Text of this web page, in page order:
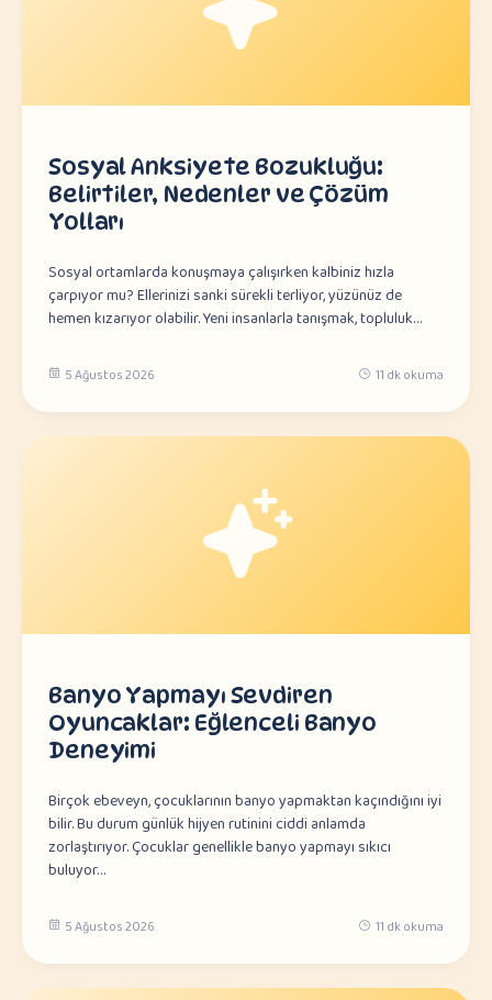
Sosyal Anksiyete Bozukluğu:
Belirtiler, Nedenler ve Çözüm
Yolları
Sosyal ortamlarda konuşmaya çalışırken kalbiniz hızla
çarpıyor mu? Ellerinizi sanki sürekli terliyor, yüzünüz de
hemen kızarıyor olabilir. Yeni insanlarla tanışmak, topluluk…
5 Ağustos 2026 11 dk okuma
Banyo Yapmayı Sevdiren
Oyuncaklar: Eğlenceli Banyo
Deneyimi
Birçok ebeveyn, çocuklarının banyo yapmaktan kaçındığını iyi
bilir. Bu durum günlük hijyen rutinini ciddi anlamda
zorlaştırıyor. Çocuklar genellikle banyo yapmayı sıkıcı
buluyor…
5 Ağustos 2026 11 dk okuma